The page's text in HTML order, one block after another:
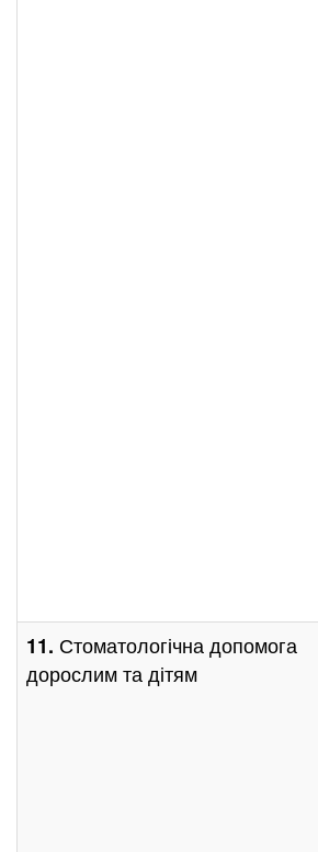
11. Стоматологічна допомога
дорослим та дітям